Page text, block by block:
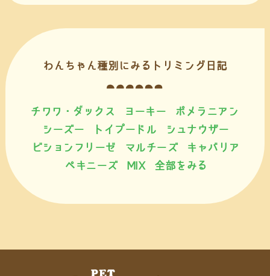
わんちゃん種別にみるトリミング日記
チワワ・ダックス ヨーキー
ポメラニアン
シーズー
トイプードル
シュナウザー
ビションフリーゼ
マルチーズ
キャバリア
ペキニーズ
MIX 全部をみる